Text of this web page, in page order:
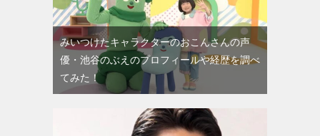
みいつけたキャラクターのおこんさんの声
優・池谷のぶえのプロフィールや経歴を調べ
てみた！